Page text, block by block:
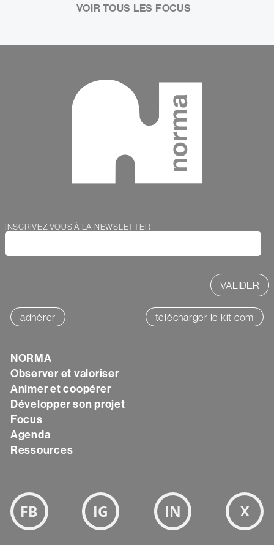
VOIR TOUS LES FOCUS
Webform
INSCRIVEZ VOUS À LA NEWSLETTER
adhérer télécharger le kit com
Texte
NORMA
Observer et valoriser
Animer et coopérer
Développer son projet
Focus
Agenda
Ressources
Bloc
Réseaux